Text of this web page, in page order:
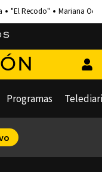
"El Recodo" Mariana
Programas